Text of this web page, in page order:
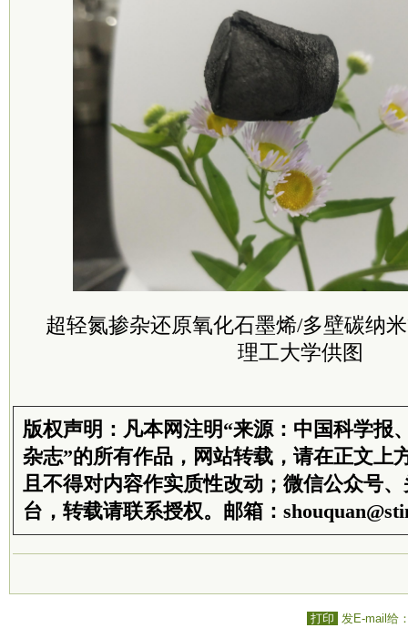
超轻氮掺杂还原氧化石墨烯/多壁碳纳
理工大学供图
版权声明：凡本网注明“来源：中国科学报
杂志”的所有作品，网站转载，请在正文上
且不得对内容作实质性改动；微信公众号
台，转载请联系授权。邮箱：
打印 发E-mail给